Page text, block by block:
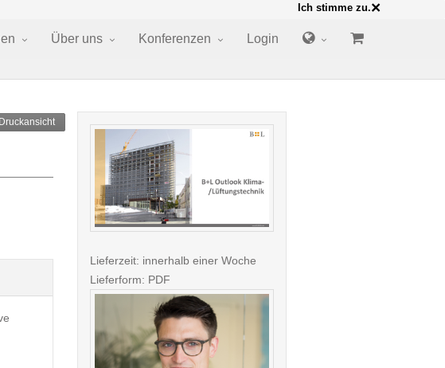
×
Ich stimme zu.
Über uns Konferenzen Login
Druckansicht
Lieferzeit: innerhalb einer Woche
Lieferform: PDF